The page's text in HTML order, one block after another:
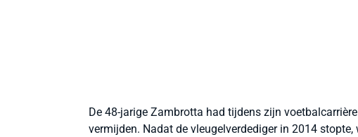
De 48-jarige Zambrotta had tijdens zijn
vermijden. Nadat de vleugelverdediger in 2014